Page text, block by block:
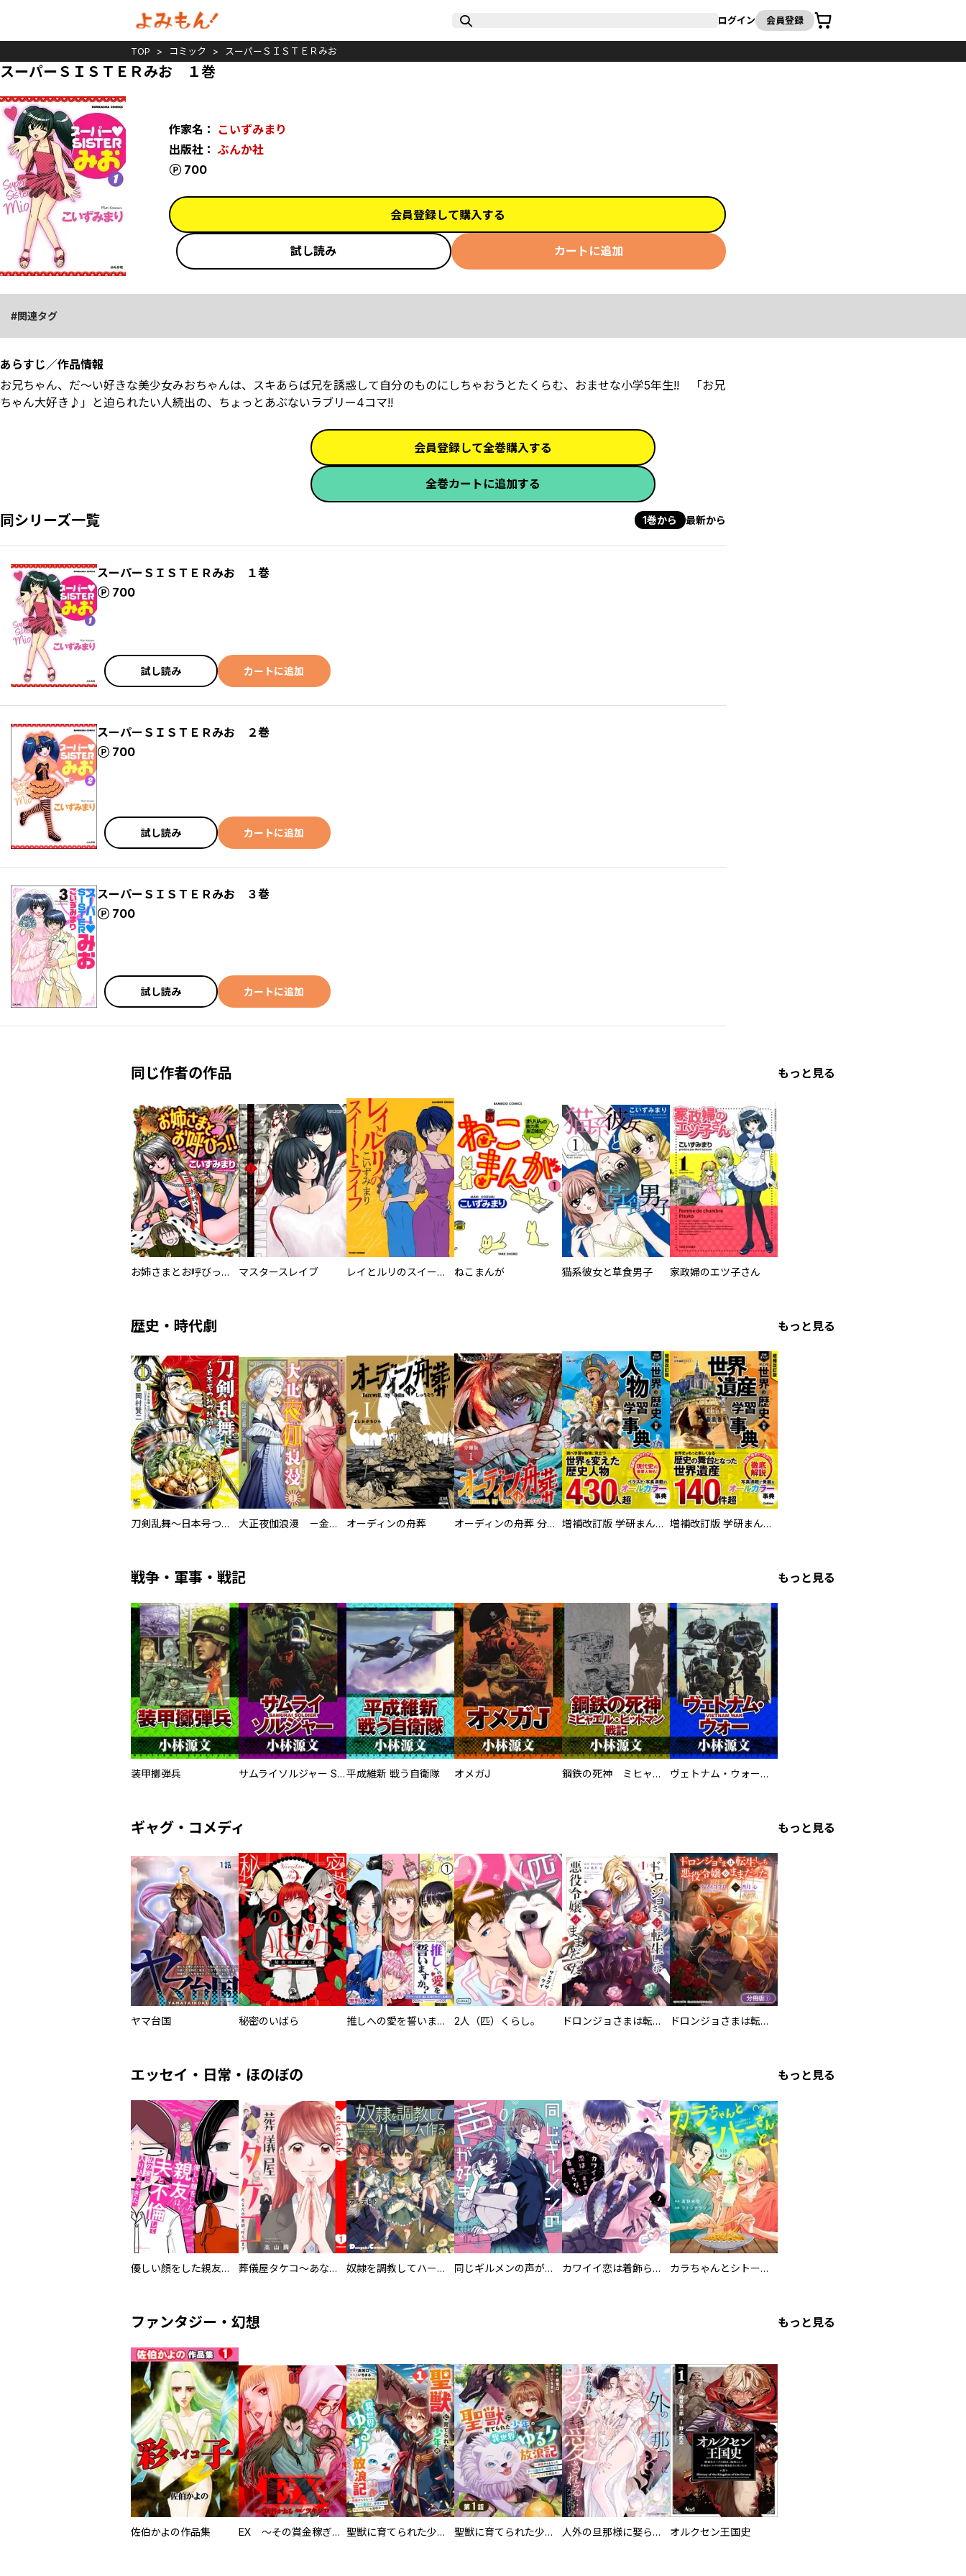
ログイン 会員登録
カート
TOP コミック スーパーＳＩＳＴＥＲみお
スーパーＳＩＳＴＥＲみお １巻
作家名： こいずみまり
出版社： ぶんか社
700
ポイント
会員登録して購入する
試し読み カートに追加
関連タグ
あらすじ／作品情報
お兄ちゃん、だ～い好きな美少女みおちゃんは、スキあらば兄を誘惑して自分のものにしちゃおうとたくらむ、おませな小学5年生!! 「お兄
ちゃん大好き♪」と迫られたい人続出の、ちょっとあぶないラブリー4コマ!!
会員登録して全巻購入する
全巻カートに追加する
同シリーズ一覧 1巻から 最新から
スーパーＳＩＳＴＥＲみお １巻
700
ポイント
試し読み カートに追加
スーパーＳＩＳＴＥＲみお ２巻
700
ポイント
試し読み カートに追加
スーパーＳＩＳＴＥＲみお ３巻
700
ポイント
試し読み カートに追加
同じ作者の作品 もっと見る
お姉さまとお呼びっ！！ マスタースレイブ レイとルリのスイートライフ ねこまんが 猫系彼女と草食男子 家政婦のエツ子さん
歴史・時代劇 もっと見る
刀剣乱舞～日本号つれづれ酒～ 大正夜伽浪漫 －金曜日の花嫁— オーディンの舟葬 オーディンの舟葬 分冊版 増補改訂版 学研まんが NEW世界の歴史 別巻 人物学習事典 増補改訂版 学研まんが NEW世界の歴史 別巻 世界遺産学習事典
戦争・軍事・戦記 もっと見る
装甲擲弾兵 サムライソルジャー SAMURAI SOLDIER平成維新 戦う自衛隊 オメガJ 鋼鉄の死神 ミヒャエル・ビットマン戦記 ヴェトナム・ウォー VIETNAM WAR
ギャグ・コメディ もっと見る
ヤマ台国 秘密のいばら 推しへの愛を誓いますか？～アラサー女子、推しは逃げぬが人生逃げる～ 2人（匹）くらし。 ドロンジョさまは転生しても悪役令嬢のままだった ドロンジョさまは転生しても悪役令嬢のままだった【分冊版】
エッセイ・日常・ほのぼの もっと見る
優しい顔をした親友は、夫と不倫して私の家に入り込んできた。 葬儀屋タケコ～あなたの最期、叶えます【電子単行本版】 奴隷を調教してハーレム作る 同じギルメンの声が好き カワイイ恋は着飾らない カラちゃんとシトーさんと、 【分冊版】
ファンタジー・幻想 もっと見る
佐伯かよの作品集 EX ～その賞金稼ぎは、世界の出口を探す～【単行本版】 聖獣に育てられた少年の異世界ゆるり放浪記～神様からもらったチート魔法で、仲間たちとスローライフを満喫中～ 聖獣に育てられた少年の異世界ゆるり放浪記～神様からもらったチート魔法で、仲間たちとスローライフを満喫中～【分冊版】 人外の旦那様に娶られ毎晩ナカまで愛される…。アンソロジー オルクセン王国史